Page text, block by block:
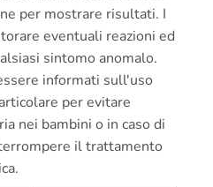
per mostrare risultati. I
eventuali reazioni ed
sintomo anomalo.
informati sull'uso
per evitare
nei bambini o in caso di
il trattamento